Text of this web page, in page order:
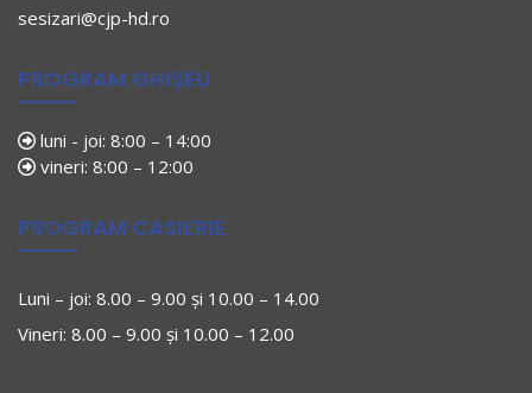
sesizari@cjp-hd.ro
PROGRAM GHIȘEU
luni - joi: 8:00 – 14:00
vineri: 8:00 – 12:00
PROGRAM CASIERIE
Luni – joi: 8.00 – 9.00 și 10.00 – 14.00
Vineri: 8.00 – 9.00 și 10.00 – 12.00